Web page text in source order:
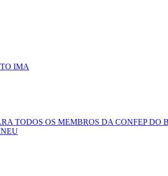
IMA
TODOS OS MEMBROS DA CONFEP DO